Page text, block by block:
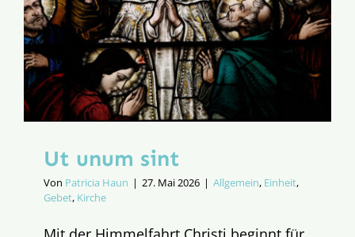
Ut unum sint
Von Patricia Haun | 27. Mai 2026 | Allgemein, Einheit,
Gebet, Kirche